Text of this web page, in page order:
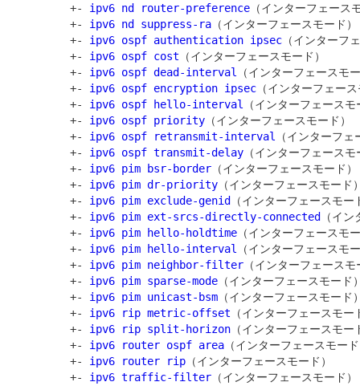
         +-
ipv6 nd router-preference （インターフェース
         +-
ipv6 nd suppress-ra （インターフェースモード）
         +-
ipv6 ospf authentication ipsec （インターフ
         +-
ipv6 ospf cost （インターフェースモード）
         +-
ipv6 ospf dead-interval
（インターフェースモ
         +-
ipv6 ospf encryption ipsec （インターフェー
         +-
ipv6 ospf hello-interval
（インターフェース
         +-
ipv6 ospf priority （インターフェースモード）
         +-
ipv6 ospf retransmit-interval
（インターフ
         +-
ipv6 ospf transmit-delay （インターフェース
         +-
ipv6 pim bsr-border （インターフェースモード）
         +-
ipv6 pim dr-priority （インターフェースモード
         +-
ipv6 pim exclude-genid
（インターフェースモー
         +-
ipv6 pim ext-srcs-directly-connected
（イ
         +-
ipv6 pim hello-holdtime （インターフェースモ
         +-
ipv6 pim hello-interval
（インターフェースモ
         +-
ipv6 pim neighbor-filter （インターフェース
         +-
ipv6 pim sparse-mode （インターフェースモード
         +-
ipv6 pim unicast-bsm （インターフェースモード
         +-
ipv6 rip metric-offset （インターフェースモー
         +-
ipv6 rip split-horizon （インターフェースモー
         +-
ipv6 router ospf area （インターフェースモー
         +-
ipv6 router rip （インターフェースモード）
         +-
ipv6 traffic-filter （インターフェースモード）